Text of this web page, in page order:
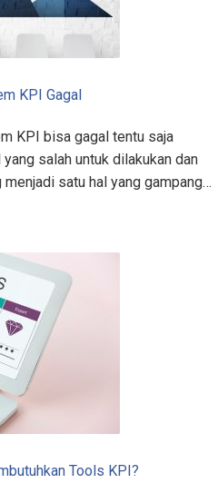
KPI Gagal
KPI bisa gagal tentu saja
salah untuk dilakukan dan
satu hal yang gampang…
Tools KPI?